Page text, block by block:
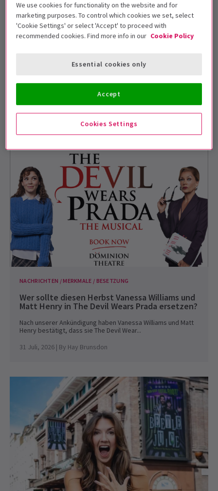
Die Zusammenfassung von Death
Note: Das Musical im Barbican
5 August 2026
Was macht Operation Mincemeat zu
einem der besten Musicals im West
End?
NACHRICHTEN / MERKMALE / BESETZUNG
Wer sollte diesen Herbst Vanessa Williams und
Matt Henry in The Devil Wears Prada ersetzen?
Nach unserer Ankündigung haben Vanessa Williams und Matt
Henry bestätigt, dass sie The Devil Wear...
31 Juli, 2026 | By Hay Brunsdon
We use cookies for functionality on the website and for
marketing purposes. To control which cookies we set, select
'Cookie Settings' or select 'Accept' to proceed with
recommended cookies. Find more info in our Cookie Policy
Cookies Settings
Essential cookies only
Accept